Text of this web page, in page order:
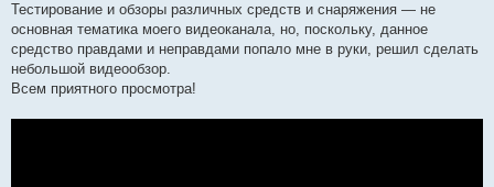
д
о
л
е
н
Тестирование и обзоры различных средств и снаряжения — не
основная тематика моего видеоканала, но, поскольку, данное
средство правдами и неправдами попало мне в руки, решил сделать
небольшой видеообзор.
Всем приятного просмотра!